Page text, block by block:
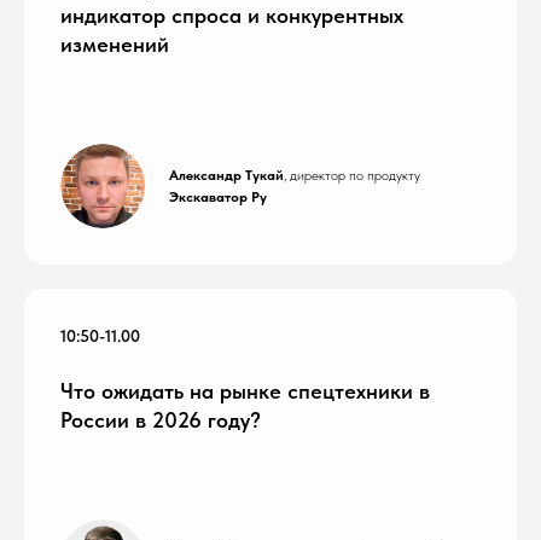
индикатор спроса и конкурентных
изменений
Александр Тукай , директор по продукту
Экскаватор Ру
10:50-11.00
Что ожидать на рынке спецтехники в
России в 2026 году?